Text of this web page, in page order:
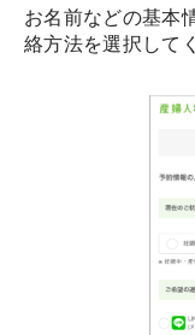
お名前などの基本
絡方法を選択して